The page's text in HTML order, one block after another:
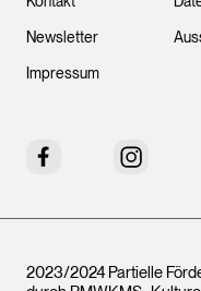
Newsletter
Impressum
Facebook Instagram
2023/2024 Partielle